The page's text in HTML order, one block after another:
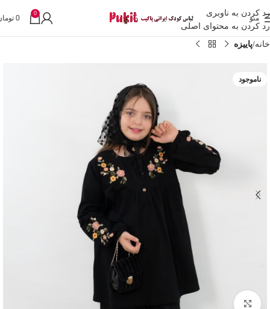
رد کردن به ناوبری
رد کردن به محتوای اصلی
منو
0
0
خانه پاییزه
ناموجود
بزرگنمایی تصویر